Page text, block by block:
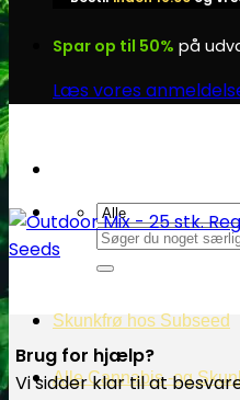
Spar op til 50% på
Læs vores
Søg
efter:
Skunkfrø hos Subseed
Alle Cannabis -og
Brug for hjælp?
Vi sidder klar til at